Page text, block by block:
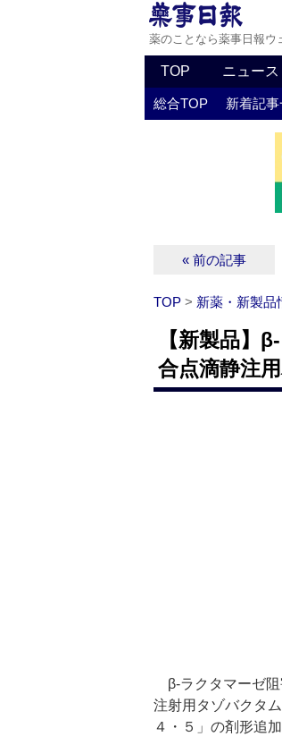
薬のことなら薬事日報ウ
TOP ニュース
総合TOP 新着記
« 前の記事
TOP > 新薬・新製品
【新製品】
合点滴静注
β-ラクタマーゼ阻
注射用タゾバクタ
４・５」の剤形追加